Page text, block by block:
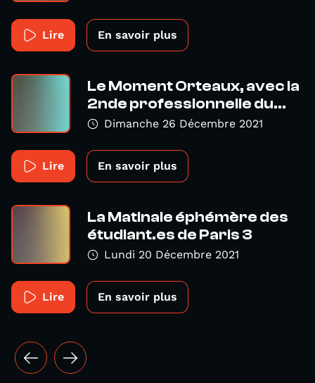
Lire En savoir plus
Le Moment Orteaux, avec la
2nde professionnelle du...
Dimanche 26 Décembre 2021
Lire En savoir plus
La Matinale éphémère des
étudiant.es de Paris 3
Lundi 20 Décembre 2021
Lire En savoir plus